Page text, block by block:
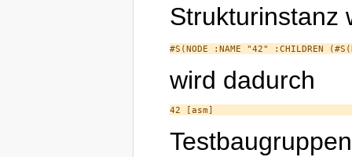
Strukturinstanz
wird dadurch